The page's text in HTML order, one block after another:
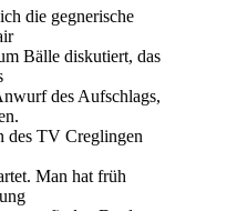
die gegnerische
Bälle diskutiert, das
des Aufschlags,
des TV Creglingen
Man hat früh